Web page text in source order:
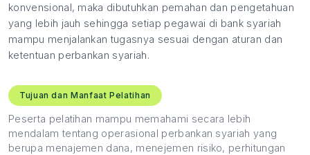
konvensional, maka dibutuhkan pemahan dan pengetahuan
yang lebih jauh sehingga setiap pegawai di bank syariah
mampu menjalankan tugasnya sesuai dengan aturan dan
ketentuan perbankan syariah.
Tujuan dan Manfaat Pelatihan
Peserta pelatihan mampu memahami secara lebih
mendalam tentang operasional perbankan syariah yang
berupa menajemen dana, menejemen risiko, perhitungan